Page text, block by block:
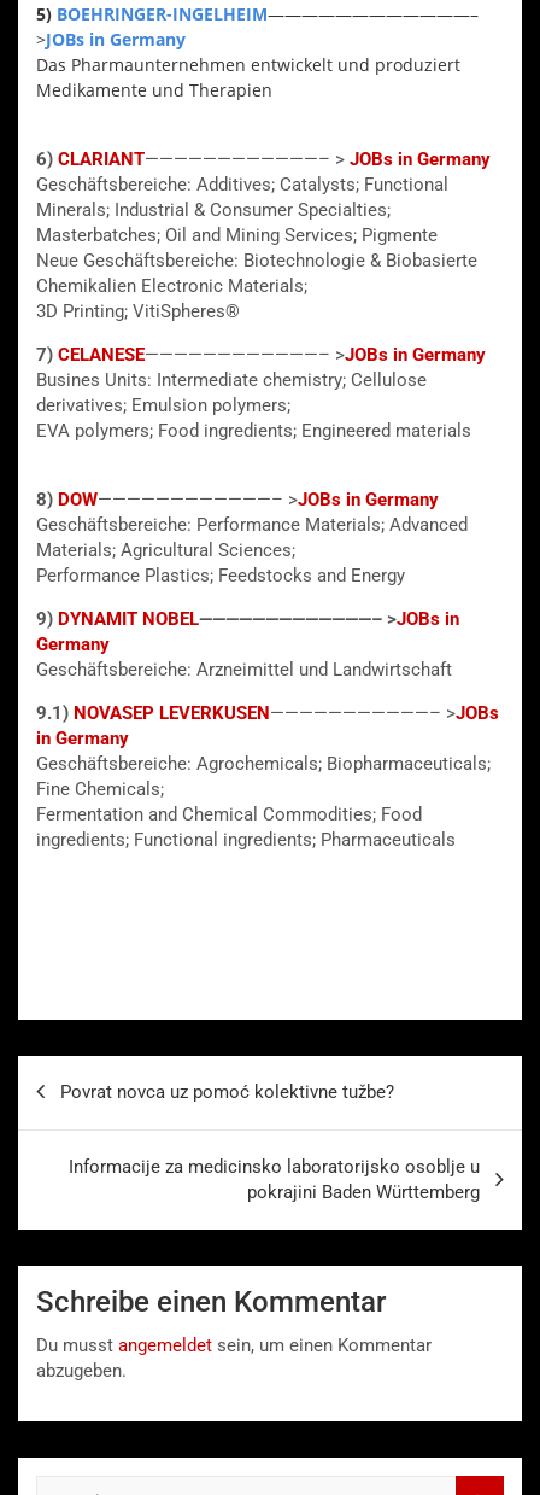
5) BOEHRINGER-INGELHEIM————————————–
>JOBs in Germany
Das Pharmaunternehmen entwickelt und produziert
Medikamente und Therapien
6) CLARIANT————————————– > JOBs in Germany
Geschäftsbereiche: Additives; Catalysts; Functional
Minerals; Industrial & Consumer Specialties;
Masterbatches; Oil and Mining Services; Pigmente
Neue Geschäftsbereiche: Biotechnologie & Biobasierte
Chemikalien Electronic Materials;
3D Printing; VitiSpheres®
7) CELANESE————————————– >JOBs in Germany
Busines Units: Intermediate chemistry; Cellulose
derivatives; Emulsion polymers;
EVA polymers; Food ingredients; Engineered materials
8) DOW————————————– >JOBs in Germany
Geschäftsbereiche: Performance Materials; Advanced
Materials; Agricultural Sciences;
Performance Plastics; Feedstocks and Energy
9) DYNAMIT NOBEL—————————————– >JOBs in
Germany
Geschäftsbereiche: Arzneimittel und Landwirtschaft
9.1) NOVASEP LEVERKUSEN———————————– >JOBs
in Germany
Geschäftsbereiche: Agrochemicals; Biopharmaceuticals;
Fine Chemicals;
Fermentation and Chemical Commodities; Food
ingredients; Functional ingredients; Pharmaceuticals
Povrat novca uz pomoć kolektivne tužbe?
Informacije za medicinsko laboratorijsko osoblje u
pokrajini Baden Württemberg
Schreibe einen Kommentar
Du musst angemeldet sein, um einen Kommentar
abzugeben.